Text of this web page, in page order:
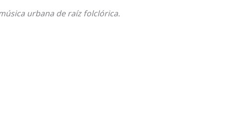
urbana de raíz folclórica.